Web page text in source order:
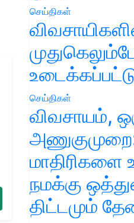
செய்திகள்
செய்திகள்
விவசாயம்,
மாதிரிகளை
நமக்கு
திட்டமும்